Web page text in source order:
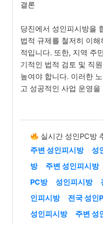
결론
당진에서 성인피시방을
법적 규제를 철저히 이
적입니다. 또한, 지역 주
기적인 법적 검토 및 직
높여야 합니다. 이러한
고 성공적인 사업 운영
실시간 성인PC방
주변 성인피시방
성
방
주변 성인피시방
PC방
성인피시방
인피시방
전국 성인
성인피시방
주변 성